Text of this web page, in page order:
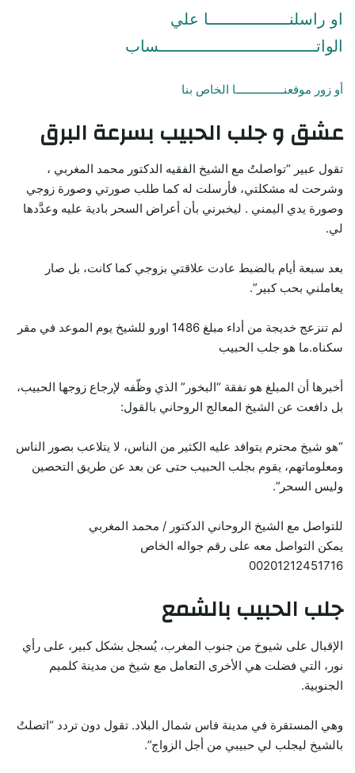
او راسلنـــــــــــــــــا علي
الواتـــــــــــــــــــــــــــــــــساب
أو زور موقعنـــــــــــــــا الخاص بنا
عشق و جلب الحبيب بسرعة البرق
تقول عبير “تواصلتُ مع الشيخ الفقيه الدكتور محمد المغربي ،
وشرحت له مشكلتي، فأرسلت له كما طلب صورتي وصورة زوجي
وصورة يدي اليمني . ليخبرني بأن أعراض السحر بادية عليه وعدَّدها
لي.
بعد سبعة أيام بالضبط عادت علاقتي بزوجي كما كانت، بل صار
يعاملني بحب كبير”.
لم تنزعج خديجة من أداء مبلغ 1486 اورو للشيخ يوم الموعد في مقر
سكناه.ما هو جلب الحبيب
أخبرها أن المبلغ هو نفقة “البخور” الذي وظّفه لإرجاع زوجها الحبيب،
بل دافعت عن الشيخ المعالج الروحاني بالقول:
“هو شيخ محترم يتوافد عليه الكثير من الناس، لا يتلاعب بصور الناس
ومعلوماتهم، يقوم بجلب الحبيب حتى عن بعد عن طريق التحصين
وليس السحر”.
للتواصل مع الشيخ الروحاني الدكتور / محمد المغربي
يمكن التواصل معه على رقم جواله الخاص
00201212451716
جلب الحبيب بالشمع
الإقبال على شيوخ من جنوب المغرب، يُسجل بشكل كبير، على رأي
نور، التي فضلت هي الأخرى التعامل مع شيخ من مدينة كلميم
الجنوبية.
وهي المستقرة في مدينة فاس شمال البلاد. تقول دون تردد “اتصلتُ
بالشيخ ليجلب لي حبيبي من أجل الزواج”.